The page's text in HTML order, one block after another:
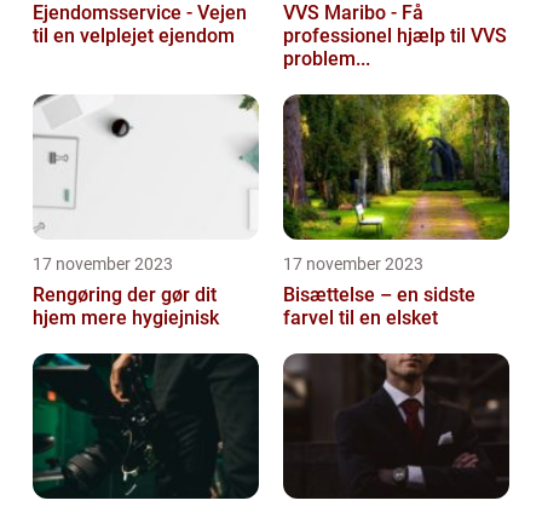
Ejendomsservice - Vejen
til en velplejet ejendom
VVS Maribo - Få
professionel hjælp til VVS
problem...
17 november 2023
Rengøring der gør dit
hjem mere hygiejnisk
17 november 2023
Bisættelse – en sidste
farvel til en elsket